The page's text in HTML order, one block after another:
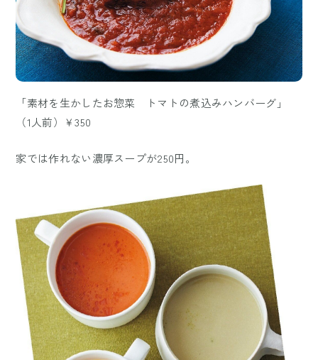
「素材を生かしたお惣菜 トマトの煮込みハンバーグ」
（1人前）￥350
家では作れない濃厚スープが250円。